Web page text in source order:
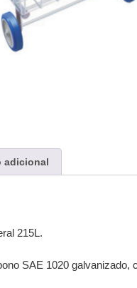
adicional
215L.
SAE 1020